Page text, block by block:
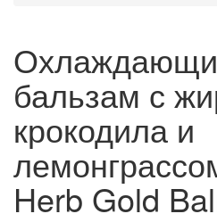
бальзам с
крокодила и
Herb Gold